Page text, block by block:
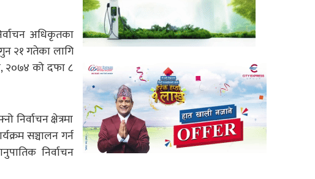
अधिकृतका
२१ गतेका लागि
२०७४ को दफा ८
क्षेत्रमा
सञ्चालन गर्न
निर्वाचन